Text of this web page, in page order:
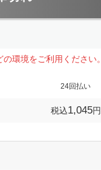
環境をご利用ください。
24回払い
税込1,045円